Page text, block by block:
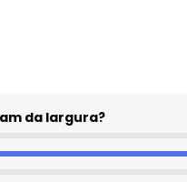
da largura?